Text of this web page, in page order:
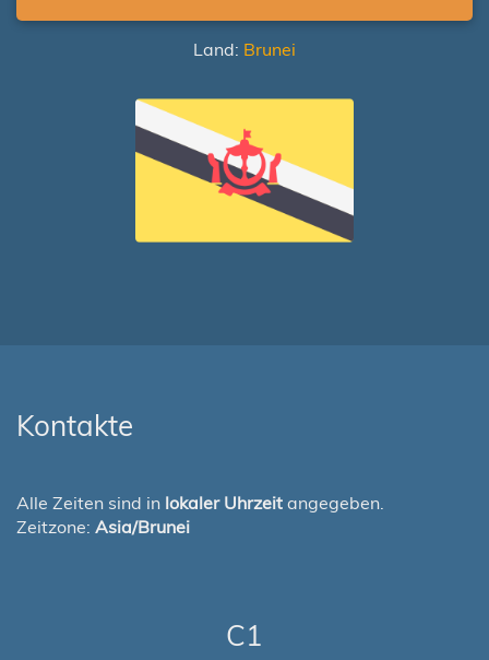
Land: Brunei
Kontakte
Alle Zeiten sind in lokaler Uhrzeit angegeben.
Zeitzone: Asia/Brunei
C1